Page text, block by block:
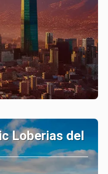
Loberias del